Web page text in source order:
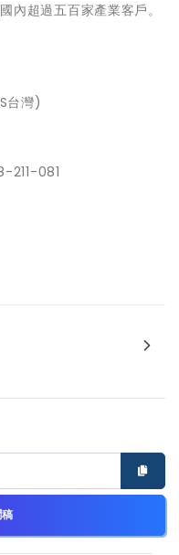
內超過五百家產業客戶。
台灣)
211-081